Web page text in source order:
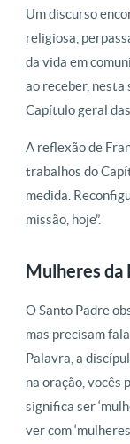
Um discurso
religiosa,
da vida em
ao receber,
Capítulo geral
A reflexão de
trabalhos do
medida.
missão, hoje”.
Mulheres da
O Santo Padre
mas precisam
Palavra, a
na oração, vocês
significa ser
ver com